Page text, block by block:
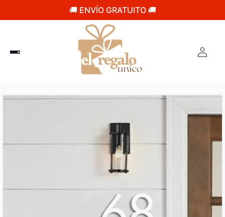
🚚 ENVÍO GRATUITO 🚚